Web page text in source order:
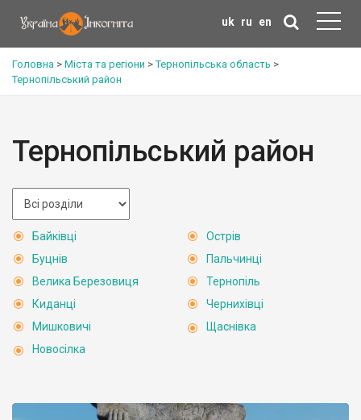
uk ru en
Головна > Міста та регіони >Тернопільська область >
Тернопільський район
Тернопільський район
Байківці
Буцнів
Велика Березовиця
Киданці
Мишковичі
Новосілка
Острів
Пальчинці
Тернопіль
Чернихівці
Щаснівка